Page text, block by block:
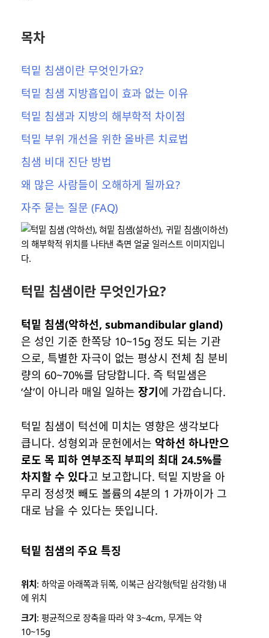
목차
턱밑 침샘이란 무엇인가요?
턱밑 침샘 지방흡입이 효과 없는 이유
턱밑 침샘과 지방의 해부학적 차이점
턱밑 부위 개선을 위한 올바른 치료법
침샘 비대 진단 방법
왜 많은 사람들이 오해하게 될까요?
자주 묻는 질문 (FAQ)
턱밑 침샘이란 무엇인가요?
턱밑 침샘(악하선, submandibular gland)
은 성인 기준 한쪽당 10~15g 정도 되는 기관
으로, 특별한 자극이 없는 평상시 전체 침 분비
량의 60~70%를 담당합니다. 즉 턱밑샘은
‘살’이 아니라 매일 일하는장기에 가깝습니다.
턱밑 침샘이 턱선에 미치는 영향은 생각보다
큽니다. 성형외과 문헌에서는 악하선 하나만으
로도 목 피하 연부조직 부피의 최대 24.5%를
차지할 수 있다고 보고합니다. 턱밑 지방을 아
무리 정성껏 빼도 볼륨의 4분의 1 가까이가 그
대로 남을 수 있다는 뜻입니다.
턱밑 침샘의 주요 특징
위치: 하악골 아래쪽과 뒤쪽, 이복근 삼각형(턱밑 삼각형) 내
에 위치
크기: 평균적으로 장축을 따라 약 3~4cm, 무게는 약
10~15g